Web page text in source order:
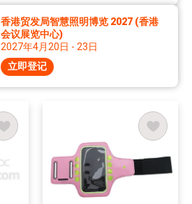
香港贸发局智慧照明博览 2027 (香港
会议展览中心)
2027年4月20日 - 23日
立即登记